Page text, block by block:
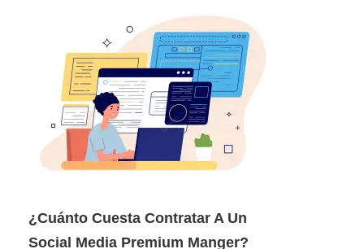
¿Cuánto Cuesta Contratar A Un
Social Media Premium Manger?